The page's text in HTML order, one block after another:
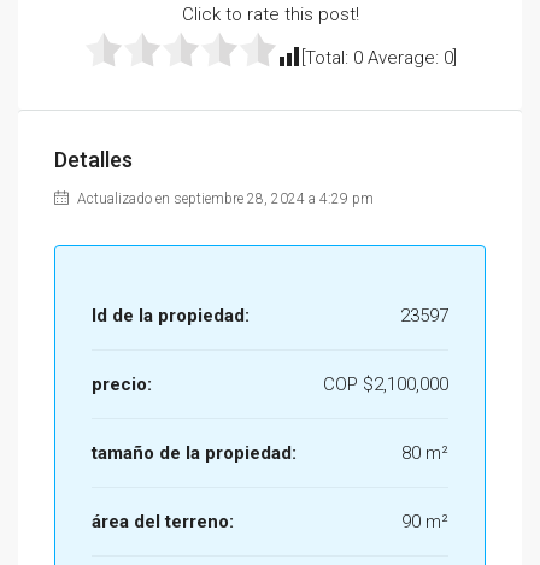
Click to rate this post!
[Total: 0Average: 0]
Detalles
Actualizado en septiembre 28, 2024 a 4:29 pm
Id de la propiedad: 23597
precio: COP $2,100,000
tamaño de la propiedad: 80 m²
área del terreno: 90 m²